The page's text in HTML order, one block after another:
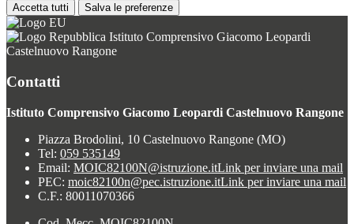
Accetta tutti Salva le preferenze
Istituto Comprensivo Giacomo Leopardi
Castelnuovo Rangone
Contatti
Istituto Comprensivo Giacomo Leopardi Castelnuovo Rangone
Piazza Brodolini, 10 Castelnuovo Rangone (MO)
Tel: 059 535149
Email: MOIC82100N@istruzione.itLink per inviare una mail
PEC: moic82100n@pec.istruzione.itLink per inviare una mail
C.F.: 80011070366